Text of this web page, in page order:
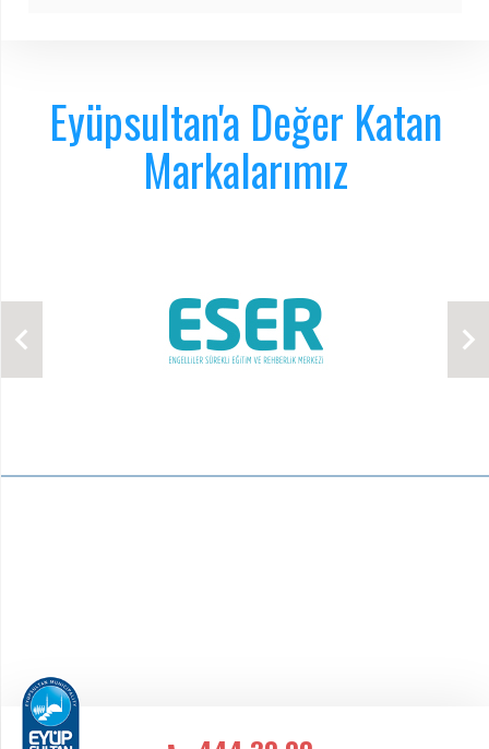
Eyüpsultan'a Değer Katan
Markalarımız